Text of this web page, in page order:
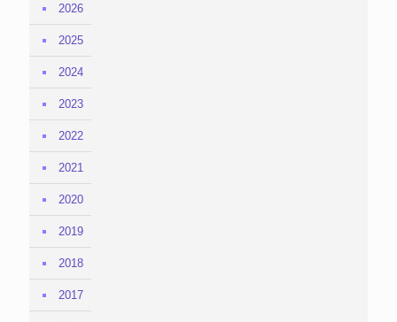
2026
2025
2024
2023
2022
2021
2020
2019
2018
2017